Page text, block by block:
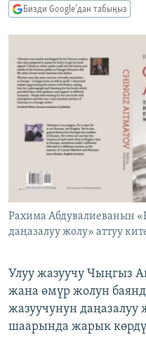
ЭЖЕ-СИҢДИЛЕР
АЗАТТЫК+
ЫҢГАЙСЫЗ СУРООЛОР
Русский
ОНЛАЙН ШЕРИНЕ
ЭЕ/АРнун бардык
Бизди Google'дан табыңыз
Рахима Абдувалиеванын
даңазалуу жолу» аттуу
Улуу жазуучу Чыңгыз
жана өмүр жолун
жазуучунун даңазалуу
шаарында жарык